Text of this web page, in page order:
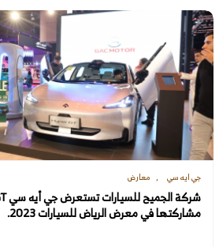
جي ايه سي معارض
مشاركتها في معرض الرياض للسيارات 2023.